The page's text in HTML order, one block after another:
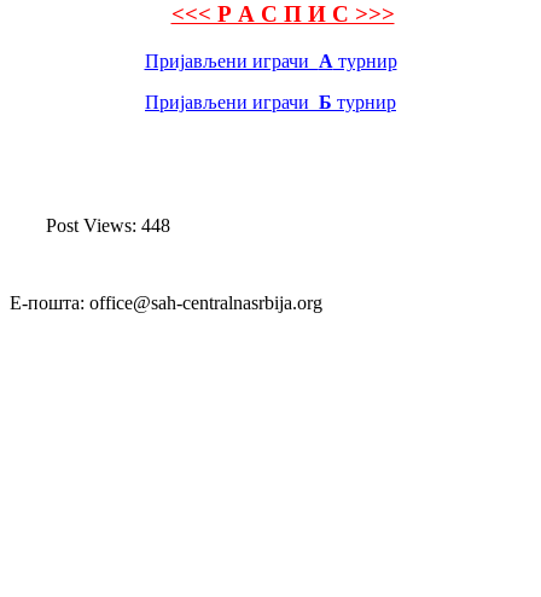
<<< Р А С П И С >>>
Пријављени играчи А турнир
Пријављени играчи Б турнир
Post Views: 448
Е-пошта: office@sah-centralnasrbija.org